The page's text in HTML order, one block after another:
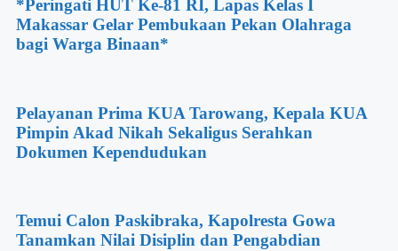
*Peringati HUT Ke-81 RI, Lapas Kelas I
Makassar Gelar Pembukaan Pekan Olahraga
bagi Warga Binaan*
Pelayanan Prima KUA Tarowang, Kepala KUA
Pimpin Akad Nikah Sekaligus Serahkan
Dokumen Kependudukan
Temui Calon Paskibraka, Kapolresta Gowa
Tanamkan Nilai Disiplin dan Pengabdian